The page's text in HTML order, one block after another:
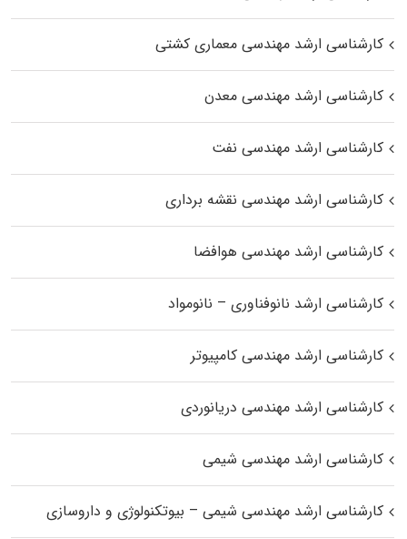
کارشناسی ارشد مهندسی معماری کشتی
کارشناسی ارشد مهندسی معدن
کارشناسی ارشد مهندسی نفت
کارشناسی ارشد مهندسی نقشه برداری
کارشناسی ارشد مهندسی هوافضا
کارشناسی ارشد نانوفناوری – نانومواد
کارشناسی ارشد مهندسی کامپیوتر
کارشناسی ارشد مهندسی دریانوردی
کارشناسی ارشد مهندسی شیمی
کارشناسی ارشد مهندسی شیمی – بیوتکنولوژی و داروسازی